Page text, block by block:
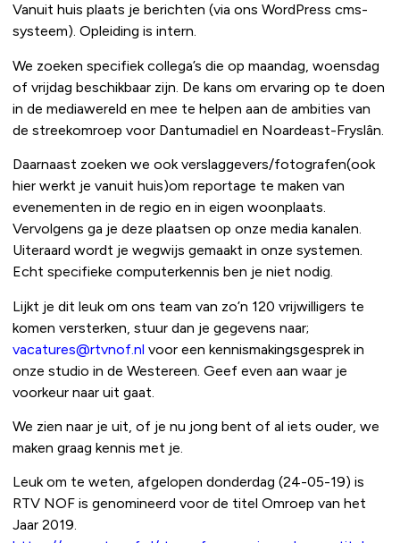
Vanuit huis plaats je berichten (via ons WordPress cms-
systeem). Opleiding is intern.
We zoeken specifiek collega’s die op maandag, woensdag
of vrijdag beschikbaar zijn. De kans om ervaring op te doen
in de mediawereld en mee te helpen aan de ambities van
de streekomroep voor Dantumadiel en Noardeast-Fryslân.
Daarnaast zoeken we ook verslaggevers/fotografen(ook
hier werkt je vanuit huis)om reportage te maken van
evenementen in de regio en in eigen woonplaats.
Vervolgens ga je deze plaatsen op onze media kanalen.
Uiteraard wordt je wegwijs gemaakt in onze systemen.
Echt specifieke computerkennis ben je niet nodig.
Lijkt je dit leuk om ons team van zo’n 120 vrijwilligers te
komen versterken, stuur dan je gegevens naar;
vacatures@rtvnof.nl voor een kennismakingsgesprek in
onze studio in de Westereen. Geef even aan waar je
voorkeur naar uit gaat.
We zien naar je uit, of je nu jong bent of al iets ouder, we
maken graag kennis met je.
Leuk om te weten, afgelopen donderdag (24-05-19) is
RTV NOF is genomineerd voor de titel Omroep van het
Jaar 2019.